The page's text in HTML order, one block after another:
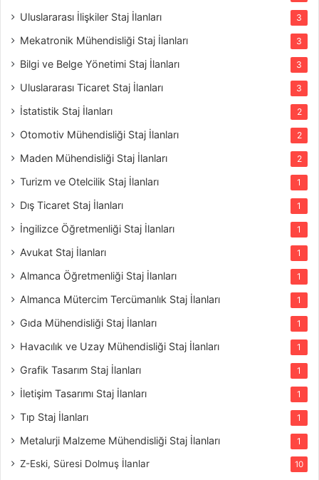
Uluslararası İlişkiler Staj İlanları 3
Mekatronik Mühendisliği Staj İlanları 3
Bilgi ve Belge Yönetimi Staj İlanları 3
Uluslararası Ticaret Staj İlanları 3
İstatistik Staj İlanları 2
Otomotiv Mühendisliği Staj İlanları 2
Maden Mühendisliği Staj İlanları 2
Turizm ve Otelcilik Staj İlanları 1
Dış Ticaret Staj İlanları 1
İngilizce Öğretmenliği Staj İlanları 1
Avukat Staj İlanları 1
Almanca Öğretmenliği Staj İlanları 1
Almanca Mütercim Tercümanlık Staj İlanları 1
Gıda Mühendisliği Staj İlanları 1
Havacılık ve Uzay Mühendisliği Staj İlanları 1
Grafik Tasarım Staj İlanları 1
İletişim Tasarımı Staj İlanları 1
Tıp Staj İlanları 1
Metalurji Malzeme Mühendisliği Staj İlanları 1
Z-Eski, Süresi Dolmuş İlanlar 10